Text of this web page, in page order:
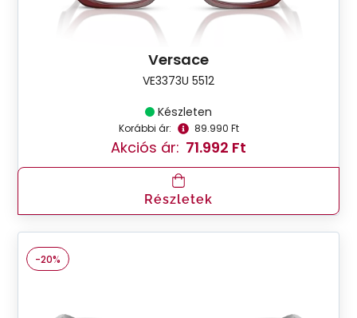
Versace
VE3373U 5512
Készleten
Korábbi ár: 89.990 Ft
Akciós ár: 71.992 Ft
Részletek
-20%